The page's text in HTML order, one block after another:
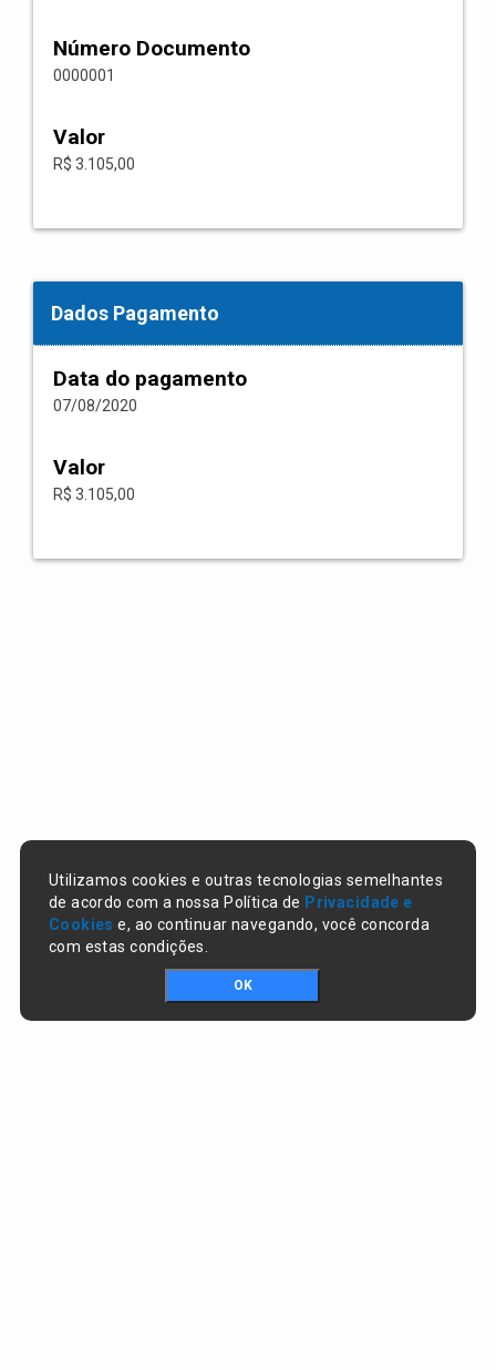
Número Documento
0000001
Valor
R$ 3.105,00
Dados Pagamento
Data do pagamento
07/08/2020
Valor
R$ 3.105,00
Utilizamos cookies e outras tecnologias semelhantes
de acordo com a nossa Política de Privacidade e
Cookies e, ao continuar navegando, você concorda
com estas condições.
OK